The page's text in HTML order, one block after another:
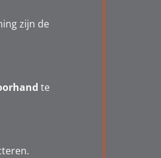
zijn de
te